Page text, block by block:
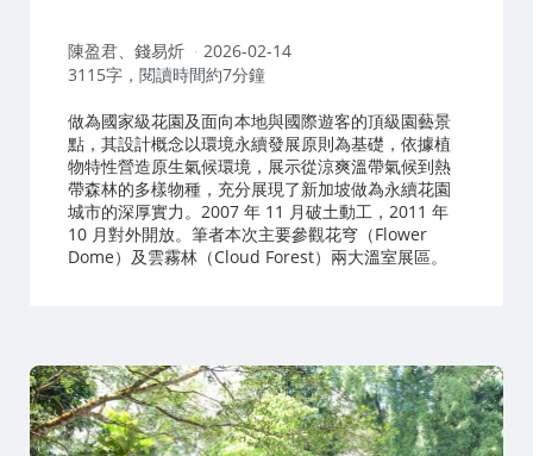
作
者：
陳盈君、錢易炘
2026-02-14
3115字，閱讀時間約7分鐘
做為國家級花園及面向本地與國際遊客的頂級園藝景
點，其設計概念以環境永續發展原則為基礎，依據植
物特性營造原生氣候環境，展示從涼爽溫帶氣候到熱
帶森林的多樣物種，充分展現了新加坡做為永續花園
城市的深厚實力。2007 年 11 月破土動工，2011 年
10 月對外開放。筆者本次主要參觀花穹（Flower
Dome）及雲霧林（Cloud Forest）兩大溫室展區。